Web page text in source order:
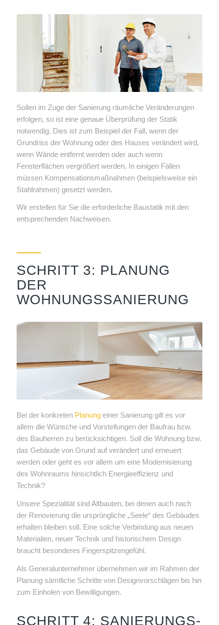
Sollen im Zuge der Sanierung räumliche Veränderungen
erfolgen, so ist eine genaue Überprüfung der Statik
notwendig. Dies ist zum Beispiel der Fall, wenn der
Grundriss der Wohnung oder des Hauses verändert wird,
wenn Wände entfernt werden oder auch wenn
Fensterflächen vergrößert werden. In einigen Fällen
müssen Kompensationsmaßnahmen (beispielsweise ein
Stahlrahmen) gesetzt werden.
Wir erstellen für Sie die erforderliche Baustatik mit den
entsprechenden Nachweisen.
SCHRITT 3: PLANUNG
DER
WOHNUNGSSANIERUNG
Bei der konkreten Planungeiner Sanierung gilt es vor
allem die Wünsche und Vorstellungen der Baufrau bzw.
des Bauherren zu berücksichtigen. Soll die Wohnung bzw.
das Gebäude von Grund auf verändert und erneuert
werden oder geht es vor allem um eine Modernisierung
des Wohnraums hinsichtlich Energieeffizienz und
Technik?
Unsere Spezialität sind Altbauten, bei denen auch nach
der Renovierung die ursprüngliche „Seele“ des Gebäudes
erhalten bleiben soll. Eine solche Verbindung aus neuen
Materialien, neuer Technik und historischem Design
braucht besonderes Fingerspitzengefühl.
Als Generalunternehmer übernehmen wir im Rahmen der
Planung sämtliche Schritte von Designvorschlägen bis hin
zum Einholen von Bewilligungen.
SCHRITT 4: SANIERUNGS-